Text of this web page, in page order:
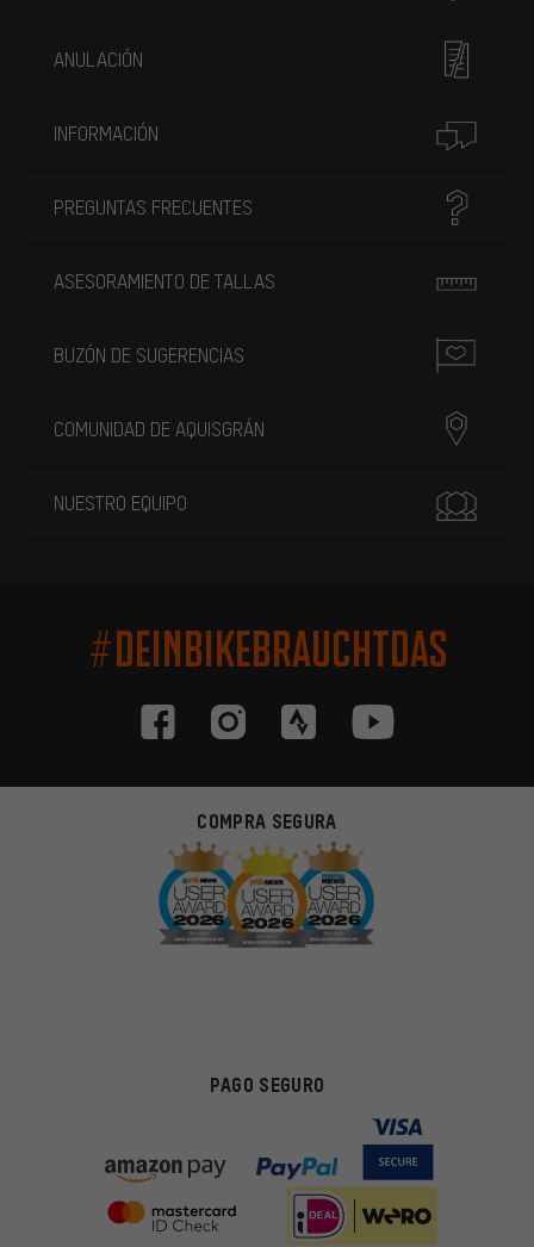
ANULACIÓN
INFORMACIÓN
PREGUNTAS FRECUENTES
ASESORAMIENTO DE TALLAS
BUZÓN DE SUGERENCIAS
COMUNIDAD DE AQUISGRÁN
NUESTRO EQUIPO
#DEINBIKEBRAUCHTDAS
COMPRA SEGURA
PAGO SEGURO